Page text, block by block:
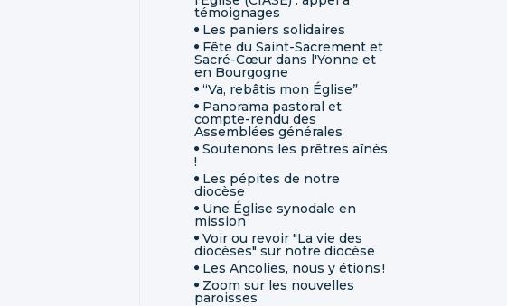
témoignages
Les paniers solidaires
Fête du Saint-Sacrement et
Sacré-Cœur dans l'Yonne et
en Bourgogne
“Va, rebâtis mon Église”
Panorama pastoral et
compte-rendu des
Assemblées générales
Soutenons les prêtres aînés
!
Les pépites de notre
diocèse
Une Église synodale en
mission
Voir ou revoir "La vie des
diocèses" sur notre diocèse
Les Ancolies, nous y étions !
Zoom sur les nouvelles
paroisses